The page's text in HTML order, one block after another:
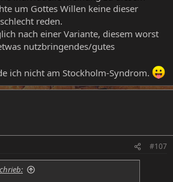
um Gottes Willen keine dieser
reden.
nach einer Variante, diesem worst
nutzbringendes/gutes
ich nicht am Stockholm-Syndrom.
#107